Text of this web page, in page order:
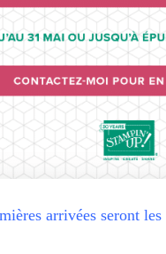
arrivées seront